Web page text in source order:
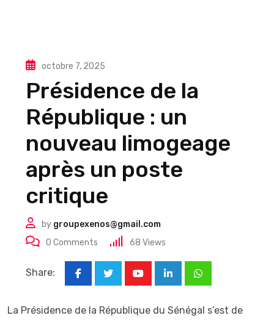
octobre 7, 2025
Présidence de la
République : un
nouveau limogeage
après un poste
critique
by groupexenos@gmail.com
0 Comments 68 Views
Share:
LinkedInWhatsapp
La Présidence de la République du Sénégal s’est de